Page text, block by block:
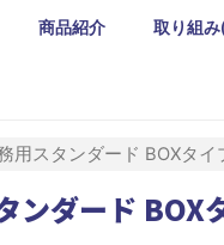
商品紹介 取り組
スタンダード BOXタイ
ダード BOX